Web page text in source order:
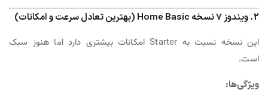
2. ویندوز 7 نسخه Home Basic (بهترین تعادل سرعت و امکانات)
این نسخه نسبت به Starter امکانات بیشتری دارد اما هنوز سبک
است.
ویژگی‌ها: